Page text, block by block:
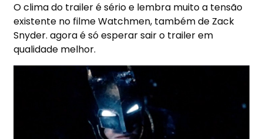
O clima do trailer é sério e lembra muito a tensão
existente no filme Watchmen, também de Zack
Snyder. agora é só esperar sair o trailer em
qualidade melhor.